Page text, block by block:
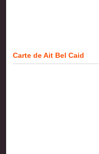
Carte de Ait Bel Caid